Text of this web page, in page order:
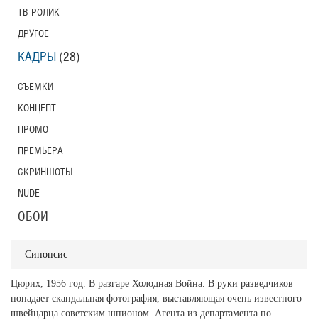
Синопсис
Цюрих, 1956 год. В разгаре Холодная Война. В руки разведчиков
попадает скандальная фотография, выставляющая очень известного
швейцарца советским шпионом. Агента из департамента по
ТВ-РОЛИК
ДРУГОЕ
КАДРЫ (28)
СЪЕМКИ
КОНЦЕПТ
ПРОМО
ПРЕМЬЕРА
СКРИНШОТЫ
NUDE
ОБОИ